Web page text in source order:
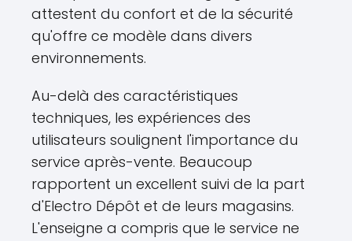
attestent du confort et de la sécurité
qu'offre ce modèle dans divers
environnements.
Au-delà des caractéristiques
techniques, les expériences des
utilisateurs soulignent l'importance du
service après-vente. Beaucoup
rapportent un excellent suivi de la part
d'Electro Dépôt et de leurs magasins.
L'enseigne a compris que le service ne